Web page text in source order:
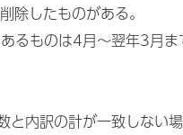
除したものがある。
ものは4月～翌年3月ま
内訳の計が一致しない場